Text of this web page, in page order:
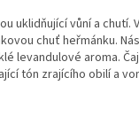
uklidňující vůní a chutí.
chuť heřmánku.
levandulové aroma.
tón zrajícího obilí a